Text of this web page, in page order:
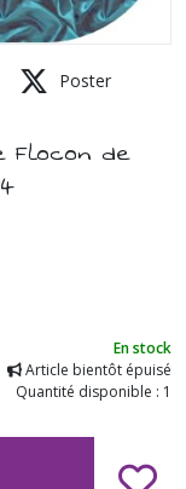
Poster
Flocon de
En stock
Article bientôt épuisé
Quantité disponible : 1